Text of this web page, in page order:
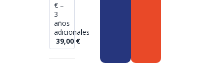
€ –
3
años
adicionales
39,00 €